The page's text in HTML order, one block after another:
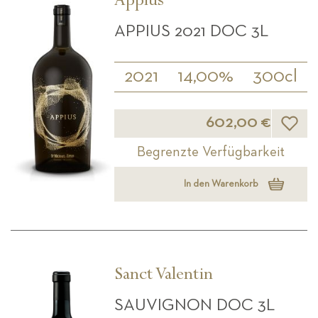
APPIUS 2021 DOC 3L
2021 14,00% 300cl
602,00 €
Begrenzte Verfügbarkeit
In den Warenkorb
Sanct Valentin
SAUVIGNON DOC 3L